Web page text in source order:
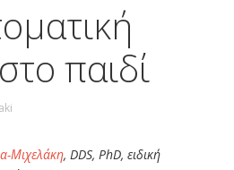
παιδί
Μιχελάκη, DDS, PhD, ειδική